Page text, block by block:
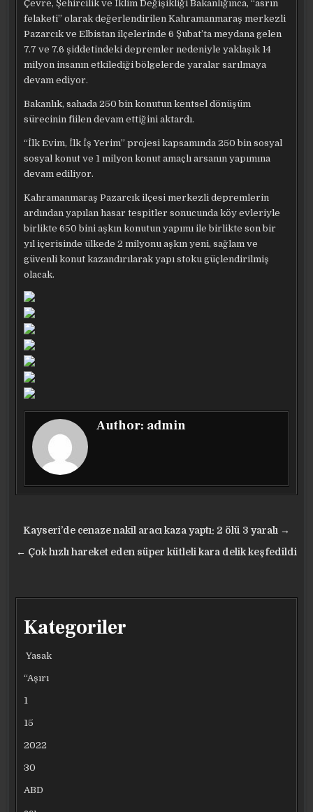
Çevre, Şehircilik ve İklim Değişikliği Bakanlığınca, “asrın
felaketi” olarak değerlendirilen Kahramanmaraş merkezli
Pazarcık ve Elbistan ilçelerinde 6 Şubat’ta meydana gelen
7.7 ve 7.6 şiddetindeki depremler nedeniyle yaklaşık 14
milyon insanın etkilediği bölgelerde yaralar sarılmaya
devam ediyor.
Bakanlık, sahada 250 bin konutun kentsel dönüşüm
sürecinin fiilen devam ettiğini aktardı.
“İlk Evim, İlk İş Yerim” projesi kapsamında 250 bin sosyal
sosyal konut ve 1 milyon konut amaçlı arsanın yapımına
devam ediliyor.
Kahramanmaraş Pazarcık ilçesi merkezli depremlerin
ardından yapılan hasar tespitler sonucunda köy evleriyle
birlikte 650 bini aşkın konutun yapımı ile birlikte son bir
yıl içerisinde ülkede 2 milyonu aşkın yeni, sağlam ve
güvenli konut kazandırılarak yapı stoku güçlendirilmiş
olacak.
Author: admin
Yazı
gezinmesi
Kayseri’de cenaze nakil aracı kaza yaptı: 2 ölü 3 yaralı →
← Çok hızlı hareket eden süper kütleli kara delik keşfedildi
Kategoriler
Yasak
“Aşırı
1
15
2022
30
ABD